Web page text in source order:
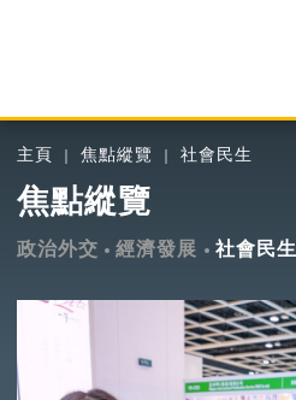
主頁 焦點縱覽 社會民生
焦點縱覽
政治外交 經濟發展 社會民生